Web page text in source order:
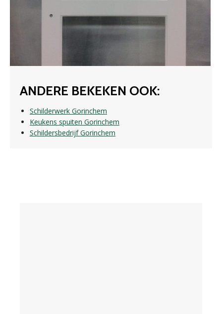
ANDERE BEKEKEN OOK:
Schilderwerk Gorinchem
Keukens spuiten Gorinchem
Schildersbedrijf Gorinchem